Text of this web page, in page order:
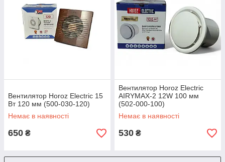
Вентилятор Horoz Electric 15
Вт 120 мм (500-030-120)
Немає в наявності
650 ₴
Вентилятор Horoz Electric
AIRYMAX-2 12W 100 мм
(502-000-100)
Немає в наявності
530 ₴